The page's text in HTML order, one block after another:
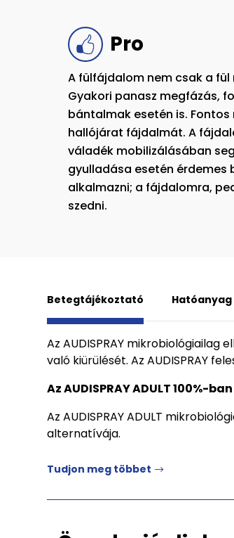
Pro
A fülfájdalom nem csak a
Gyakori panasz megfázás,
bántalmak esetén is.
hallójárat fájdalmát. A
váladék mobilizálásában
gyulladása esetén érdemes
alkalmazni; a fájdalomra,
szedni.
Betegtájékoztató Hatóanyag
Az AUDISPRAY
való kiürülését. Az AUDISPRAY
Az AUDISPRAY ADULT 100%-
Az AUDISPRAY ADULT
alternatívája.
Tudjon meg többet